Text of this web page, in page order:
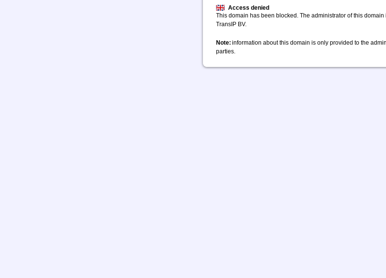
Access denied
This domain has been blocked. The administrator of this domain
TransIP BV.
Note: information about this domain is only provided to the
parties.